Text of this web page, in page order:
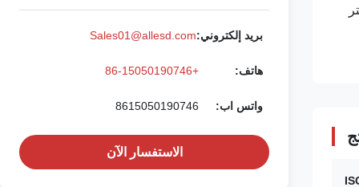
بريد إلكتروني:Sales01@allesd.com
هاتف: +86-15050190746
واتس اب: 8615050190746
الاستفسار الآن